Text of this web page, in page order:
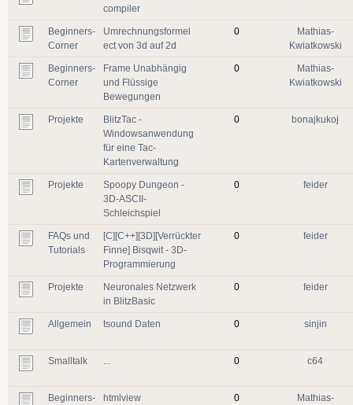
compiler
Beginners-
Corner
Umrechnungsformel
ect von 3d auf 2d
0
Mathias-
Kwiatkowski
Beginners-
Corner
Frame Unabhängig
und Flüssige
Bewegungen
0
Mathias-
Kwiatkowski
Projekte
BlitzTac -
Windowsanwendung
für eine Tac-
Kartenverwaltung
0 bonajkukoj
Projekte
Spoopy Dungeon -
3D-ASCII-
Schleichspiel
0 feider
FAQs und
Tutorials
[C][C++][3D][Verrückter
Finne] Bisqwit - 3D-
Programmierung
0 feider
Projekte
Neuronales Netzwerk
in BlitzBasic
0 feider
Allgemein tsound Daten 0 sinjin
Smalltalk 0 c64
Beginners-
htmlview
0
Mathias-